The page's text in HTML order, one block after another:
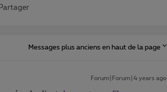
Messages plus anciens en haut de la page
Forum|Forum|4 years ago